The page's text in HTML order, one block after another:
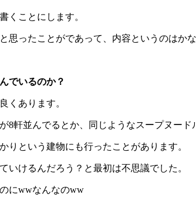
くことにします。
思ったことがであって、内容というのはか
でいるのか？
くあります。
8軒並んでるとか、同じようなスープヌード
りという建物にも行ったことがあります。
いけるんだろう？と最初は不思議でした。
にwwなんなのww